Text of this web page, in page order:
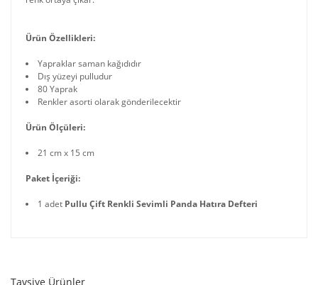
Ürün Özellikleri:
Yapraklar saman kağıdıdır
Dış yüzeyi pulludur
80 Yaprak
Renkler asorti olarak gönderilecektir
Ürün Ölçüleri:
21 cm x 15 cm
Paket İçeriği:
1 adet Pullu Çift Renkli Sevimli Panda Hatıra Defteri
Tavsiye Ürünler